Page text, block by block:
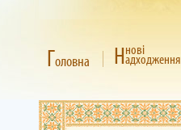
Головна Ннові
адходження